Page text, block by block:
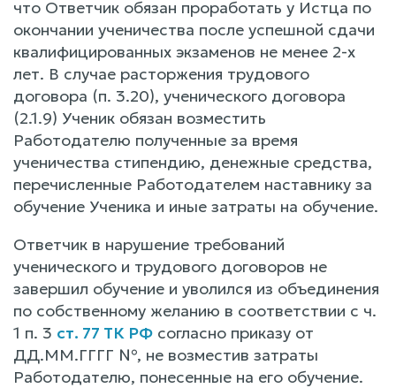
что Ответчик обязан проработать у Истца по
окончании ученичества после успешной сдачи
квалифицированных экзаменов не менее 2-х
лет. В случае расторжения трудового
договора (п. 3.20), ученического договора
(2.1.9) Ученик обязан возместить
Работодателю полученные за время
ученичества стипендию, денежные средства,
перечисленные Работодателем наставнику за
обучение Ученика и иные затраты на обучение.
Ответчик в нарушение требований
ученического и трудового договоров не
завершил обучение и уволился из объединения
по собственному желанию в соответствии с ч.
1 п. 3 ст. 77 ТК РФ согласно приказу от
ДД.ММ.ГГГГ №, не возместив затраты
Работодателю, понесенные на его обучение.